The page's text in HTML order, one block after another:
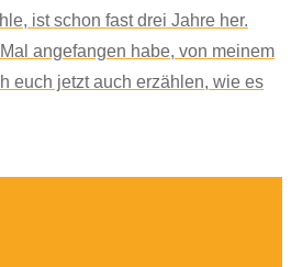
ist schon fast drei Jahre her.
angefangen habe, von meinem
euch jetzt auch erzählen, wie es